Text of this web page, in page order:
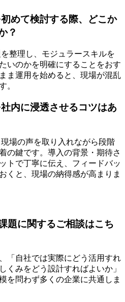
めて検討する際、どこか
？
整理し、モジュラースキルを
いのかを明確にすることをおす
ま運用を始めると、現場が混乱
。
内に浸透させるコツはあ
場の声を取り入れながら段階
の鍵です。導入の背景・期待さ
トで丁寧に伝え、フィードバッ
くと、現場の納得感が高まりま
題に関するご相談はこち
「自社では実際にどう活用すれ
くみをどう設計すればよいか」
を問わず多くの企業に共通しま